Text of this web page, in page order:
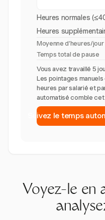
Heures normales
Heures
Moyenne d’heures/jour
Temps total de pause
Vous avez travaillé 5
Les pointages
heures par salarié et
automatisé comble
Suivez le temps
Voyez-le en